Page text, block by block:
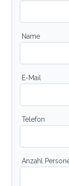
Name
E-Mail
Telefon
Anzahl